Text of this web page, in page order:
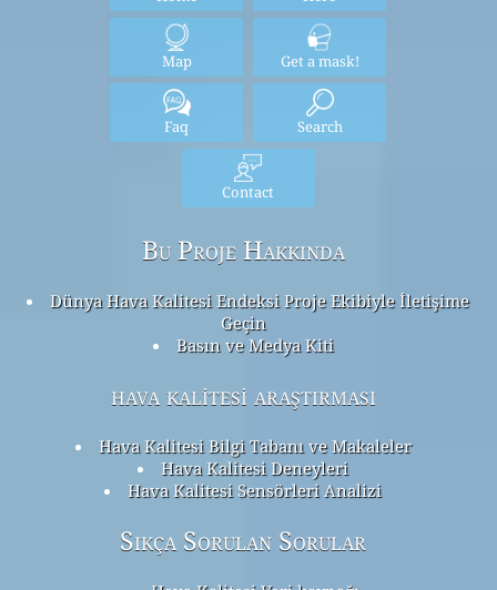
Map Get a mask!
Faq Search
Contact
Bu Proje Hakkında
Dünya Hava Kalitesi Endeksi Proje Ekibiyle İletişime
Geçin
Basın ve Medya Kiti
hava kalitesi araştırması
Hava Kalitesi Bilgi Tabanı ve Makaleler
Hava Kalitesi Deneyleri
Hava Kalitesi Sensörleri Analizi
Sıkça Sorulan Sorular